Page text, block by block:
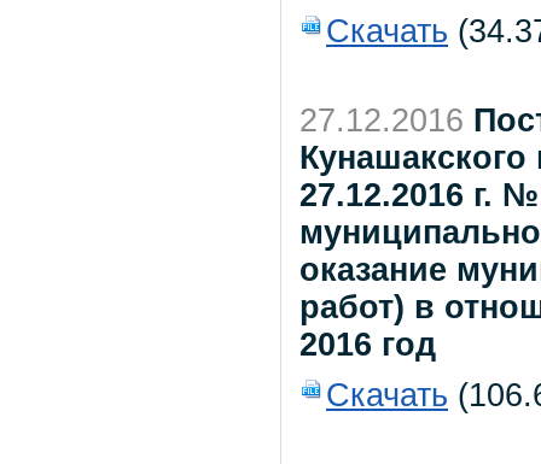
Скачать
27.12.2016
27.12.2016 г.
оказание
работ) в
2016 год
Скачать